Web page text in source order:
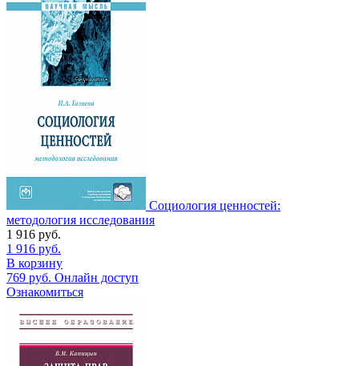
Социология ценностей:
методология исследования
1 916 руб.
1 916 руб.
В корзину
769 руб. Онлайн доступ
Ознакомиться